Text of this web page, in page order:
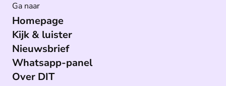
Ga naar
Homepage
Kijk & luister
Nieuwsbrief
Whatsapp-panel
Over DIT